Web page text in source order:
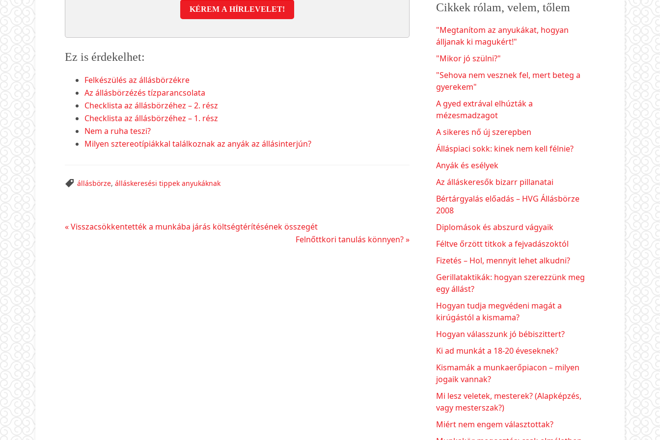
KÉREM A HÍRLEVELET!
Ez is érdekelhet:
Felkészülés az állásbörzékre
Az állásbörzézés tízparancsolata
Checklista az állásbörzéhez – 2. rész
Checklista az állásbörzéhez – 1. rész
Nem a ruha teszi?
Milyen sztereotípiákkal találkoznak az anyák az állásinterjún?
állásbörze, álláskeresési tippek anyukáknak
Előző
« Visszacsökkentették a munkába járás költségtérítésének összegét
Következő
Felnőttkori tanulás könnyen? »
Cikkek rólam, velem, tőlem
"Megtanítom az anyukákat, hogyan
álljanak ki magukért!"
"Mikor jó szülni?"
"Sehova nem vesznek fel, mert beteg a
gyerekem"
A gyed extrával elhúzták a
mézesmadzagot
A sikeres nő új szerepben
Álláspiaci sokk: kinek nem kell félnie?
Anyák és esélyek
Az álláskeresők bizarr pillanatai
Bértárgyalás előadás – HVG Állásbörze
2008
Diplomások és abszurd vágyaik
Féltve őrzött titkok a fejvadászoktól
Fizetés – Hol, mennyit lehet alkudni?
Gerillataktikák: hogyan szerezzünk meg
egy állást?
Hogyan tudja megvédeni magát a
kirúgástól a kismama?
Hogyan válasszunk jó bébiszittert?
Ki ad munkát a 18-20 éveseknek?
Kismamák a munkaerőpiacon – milyen
jogaik vannak?
Mi lesz veletek, mesterek? (Alapképzés,
vagy mesterszak?)
Miért nem engem választottak?